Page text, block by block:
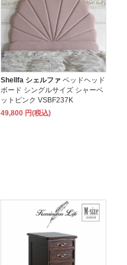
Shellfa シェルファ ベッドヘッド
ボード シングルサイズ シャーベ
ットピンク VSBF237K
49,800 円(税込)